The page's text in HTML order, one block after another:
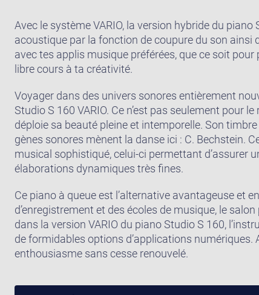
Avec le système VARIO, la version hybride du
acoustique par la fonction de coupure du son ainsi
avec tes applis musique préférées, que ce soit
libre cours à ta créativité.
Voyager dans des univers sonores entièrement
Studio S 160 VARIO. Ce n’est pas seulement pour
déploie sa beauté pleine et intemporelle. Son
gènes sonores mènent la danse ici : C. Bechstein.
musical sophistiqué, celui-ci permettant d’assurer
élaborations dynamiques très fines.
Ce piano à queue est l’alternative avantageuse et
d’enregistrement et des écoles de musique, le
dans la version VARIO du piano Studio S 160,
de formidables options d’applications numériques.
enthousiasme sans cesse renouvelé.